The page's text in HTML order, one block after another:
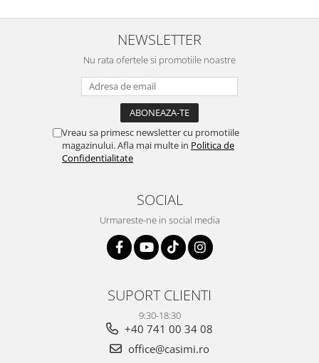
NEWSLETTER
Nu rata ofertele si promotiile noastre
Vreau sa primesc newsletter cu promotiile
magazinului. Afla mai multe in Politica de
Confidentialitate
SOCIAL
Urmareste-ne in social media
SUPORT CLIENTI
9:30-18:30
+40 741 00 34 08
office@casimi.ro